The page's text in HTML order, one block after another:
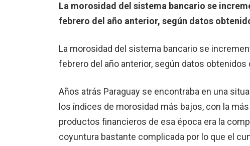
La morosidad del sistema bancario se
febrero del año anterior, según datos
La morosidad del sistema bancario se
febrero del año anterior, según datos
Años atrás Paraguay se encontraba en una
los índi­ces de morosidad más ba­jos, con la
productos financieros de esa época era la
coyuntura bastante complicada por lo que el